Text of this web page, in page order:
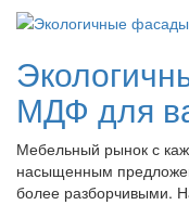
МДФ для
Мебельный рынок с
насыщенным
более разборчивыми.